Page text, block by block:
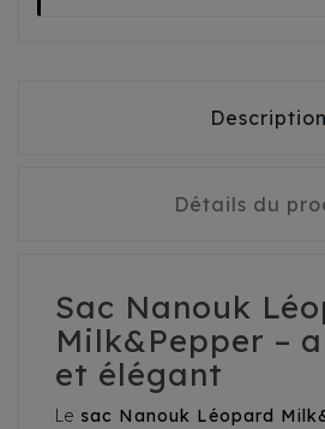
Description
Détails du
Sac Nanouk
Milk&Pepper –
et élégant
Le sac Nanouk Léopard